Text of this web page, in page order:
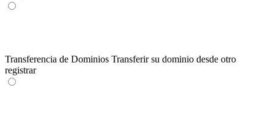
Transferencia de Dominios Transferir su dominio desde otro
registrar